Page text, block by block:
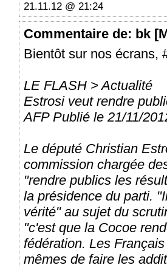
21.11.12 @ 21:24
Commentaire de: bk
Bientôt sur nos écrans,
LE FLASH > Actualité
Estrosi veut rendre
AFP Publié le 21/11/
Le député Christian
commission chargée
"rendre publics les
la présidence du parti.
vérité" au sujet du
"c'est que la Cocoe
fédération. Les
mêmes de faire les